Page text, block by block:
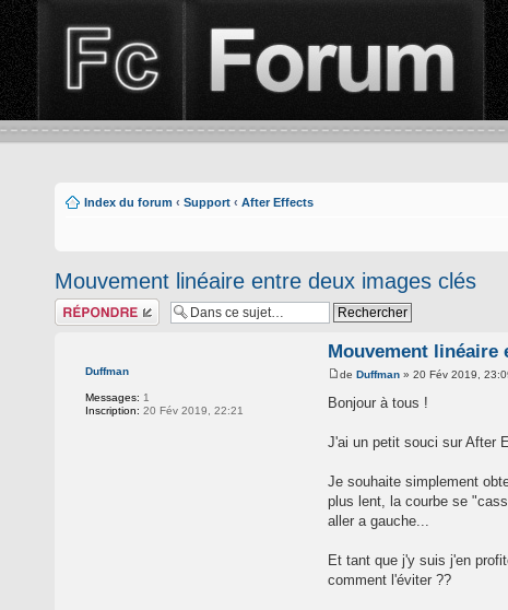
Index du forum ‹ Support ‹ After Effects
Mouvement linéaire entre deux images clés
Répondre
Duffman
Messages: 1
Inscription: 20 Fév 2019, 22:21
Mouvement linéaire
de Duffman » 20 Fév 2019,
Bonjour à tous !
J'ai un petit souci sur After
Je souhaite simplement
plus lent, la courbe se
aller a gauche...
Et tant que j'y suis j'en
comment l'éviter ??